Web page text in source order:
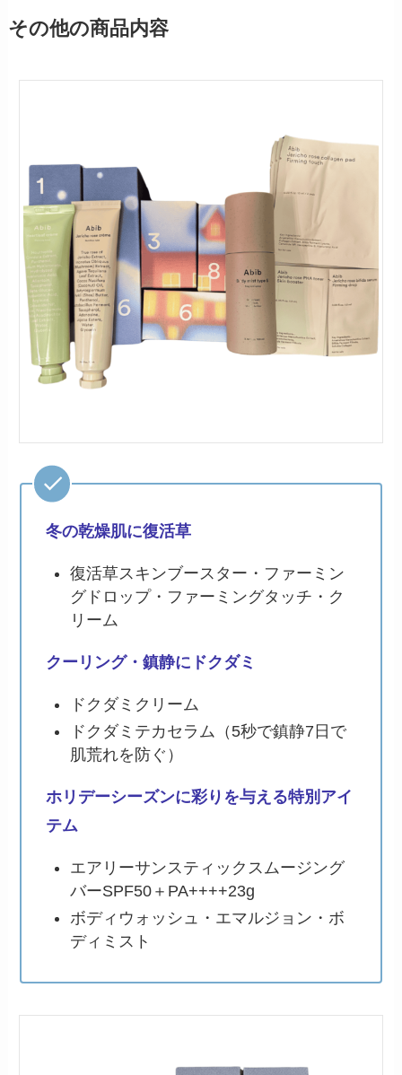
その他の商品内容
冬の乾燥肌に復活草
復活草スキンブースター・ファーミン
グドロップ・ファーミングタッチ・ク
リーム
クーリング・鎮静にドクダミ
ドクダミクリーム
ドクダミテカセラム（5秒で鎮静7日で
肌荒れを防ぐ）
ホリデーシーズンに彩りを与える特別アイ
テム
エアリーサンスティックスムージング
バーSPF50＋PA++++23g
ボディウォッシュ・エマルジョン・ボ
ディミスト